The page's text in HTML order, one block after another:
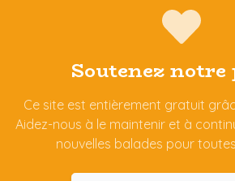
Soutenez
Ce site est entièrement gratuit
Aidez-nous à le maintenir et à
nouvelles balades pour